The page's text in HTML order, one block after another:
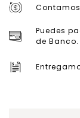
Puedes
de Banco.